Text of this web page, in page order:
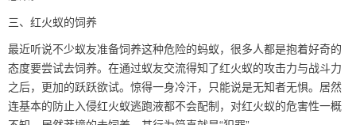
三、红火蚁的饲养
最近听说不少蚁友准备饲养这种危险的蚂蚁，很多人都是抱着好奇的
态度要尝试去饲养。在通过蚁友交流得知了红火蚁的攻击力与战斗力
之后，更加的跃跃欲试。惊得一身冷汗，只能说是无知者无惧。居然
连基本的防止入侵红火蚁逃跑液都不会配制，对红火蚁的危害性一概